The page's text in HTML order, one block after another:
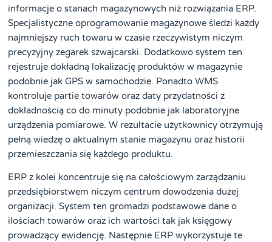
informacje o stanach magazynowych niż rozwiązania ERP.
Specjalistyczne oprogramowanie magazynowe śledzi każdy
najmniejszy ruch towaru w czasie rzeczywistym niczym
precyzyjny zegarek szwajcarski. Dodatkowo system ten
rejestruje dokładną lokalizację produktów w magazynie
podobnie jak GPS w samochodzie. Ponadto WMS
kontroluje partie towarów oraz daty przydatności z
dokładnością co do minuty podobnie jak laboratoryjne
urządzenia pomiarowe. W rezultacie użytkownicy otrzymują
pełną wiedzę o aktualnym stanie magazynu oraz historii
przemieszczania się każdego produktu.
ERP z kolei koncentruje się na całościowym zarządzaniu
przedsiębiorstwem niczym centrum dowodzenia dużej
organizacji. System ten gromadzi podstawowe dane o
ilościach towarów oraz ich wartości tak jak księgowy
prowadzący ewidencję. Następnie ERP wykorzystuje te